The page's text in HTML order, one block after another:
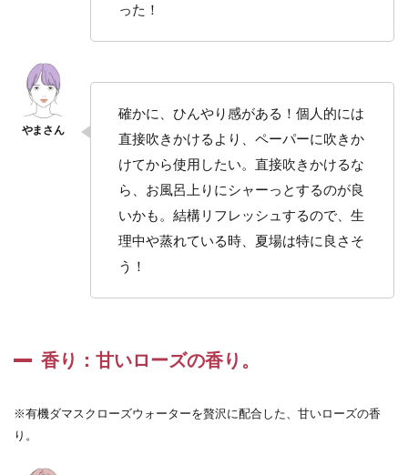
ア
専門
ショ
ップ
by
ド・
ド
った！
確かに、ひんやり感がある！個人的には
直接吹きかけるより、ペーパーに吹きか
けてから使用したい。直接吹きかけるな
ら、お風呂上りにシャーっとするのが良
いかも。結構リフレッシュするので、生
理中や蒸れている時、夏場は特に良さそ
う！
香り：甘いローズの香り。
※有機ダマスクローズウォーターを贅沢に配合した、甘いローズの香
り。